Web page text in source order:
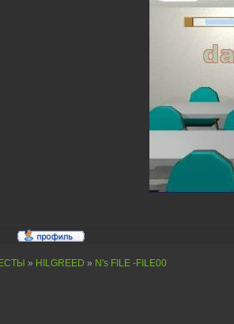
» HILGREED » N's FILE -FILE00